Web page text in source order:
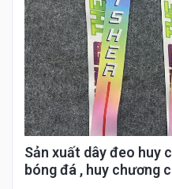
Sản xuất dây đeo huy
bóng đá , huy chương